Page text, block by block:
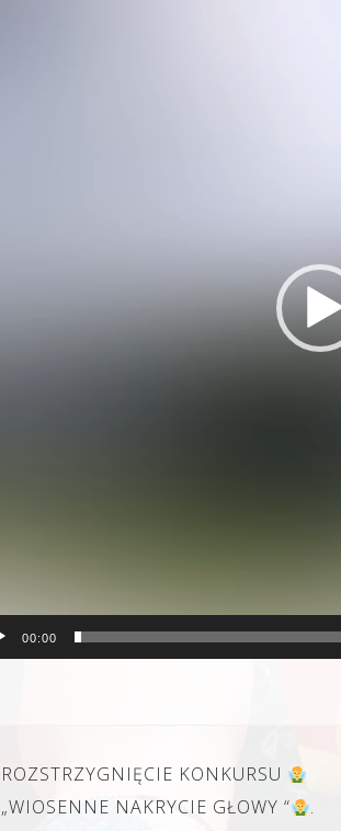
00:00
Nawigacja
wpisu
ROZSTRZYGNIĘCIE KONKURSU
„WIOSENNE NAKRYCIE GŁOWY “
.